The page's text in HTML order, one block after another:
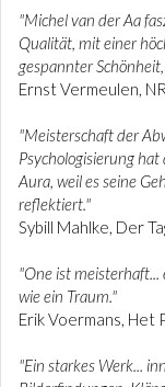
"Michel van der Aa
Qualität, mit einer
gespannter
Ernst Vermeulen,
"Meisterschaft der
Psychologisierung
Aura, weil es seine
reflektiert."
Sybill Mahlke, Der
"One ist
wie ein Traum."
Erik Voermans, Het
"Ein starkes Werk...